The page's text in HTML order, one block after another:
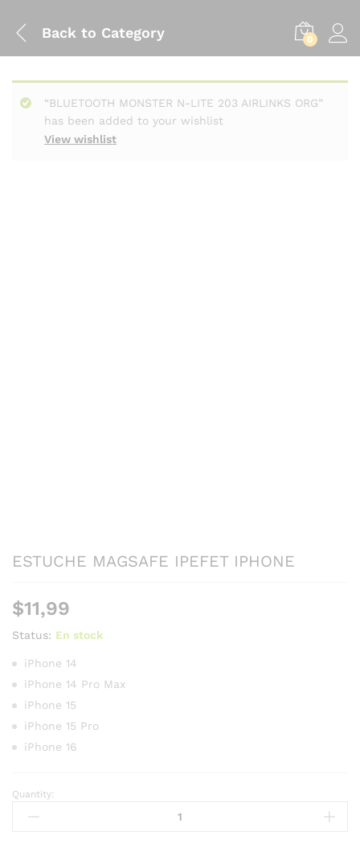
Back to Category 0
View wishlist
“BLUETOOTH MONSTER N-LITE 203 AIRLINKS ORG”
has been added to your wishlist
ESTUCHE MAGSAFE IPEFET IPHONE
$11,99
Status: En stock
iPhone 14
iPhone 14 Pro Max
iPhone 15
iPhone 15 Pro
iPhone 16
Quantity: